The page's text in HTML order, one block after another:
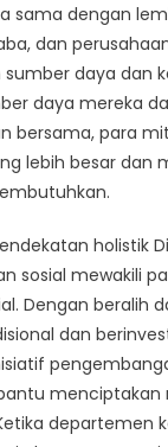
sama dengan
dan
daya dan
daya mereka
bersama, para
lebih besar dan
holistik
sosial mewakili
Dengan beralih
dan
menciptakan
departemen